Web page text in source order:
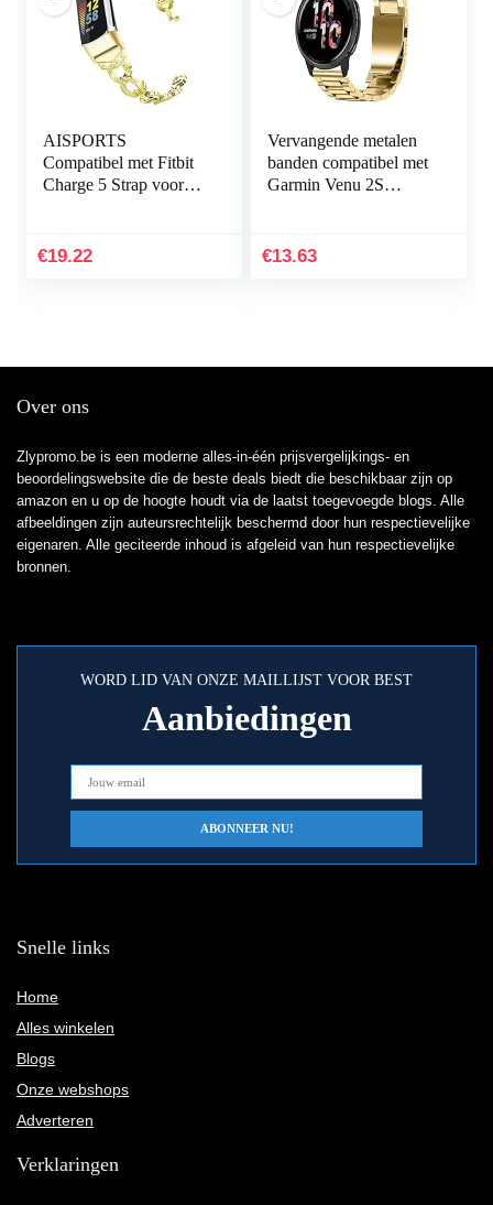
AISPORTS
Compatibel met Fitbit
Charge 5 Strap voor
Rhinestones sieraden…
€19.22
Vervangende metalen
banden compatibel met
Garmin Venu 2S
horlogeband bandjes
€13.63
Over ons
Zlypromo.be is een moderne alles-in-één prijsvergelijkings- en
beoordelingswebsite die de beste deals biedt die beschikbaar zijn op
amazon en u op de hoogte houdt via de laatst toegevoegde blogs. Alle
afbeeldingen zijn auteursrechtelijk beschermd door hun respectievelijke
eigenaren. Alle geciteerde inhoud is afgeleid van hun respectievelijke
bronnen.
WORD LID VAN ONZE MAILLIJST VOOR BEST
Aanbiedingen
Snelle links
Home
Alles winkelen
Blogs
Onze webshops
Adverteren
Verklaringen